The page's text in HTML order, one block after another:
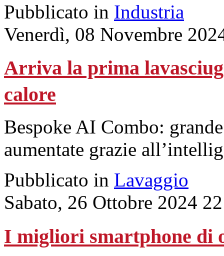
Pubblicato in Industria
Venerdì, 08 Novembre
Arriva la prima
calore
Bespoke AI Combo:
aumentate grazie
Pubblicato in Lavaggio
Sabato, 26 Ottobre 2024
I migliori smartphone di